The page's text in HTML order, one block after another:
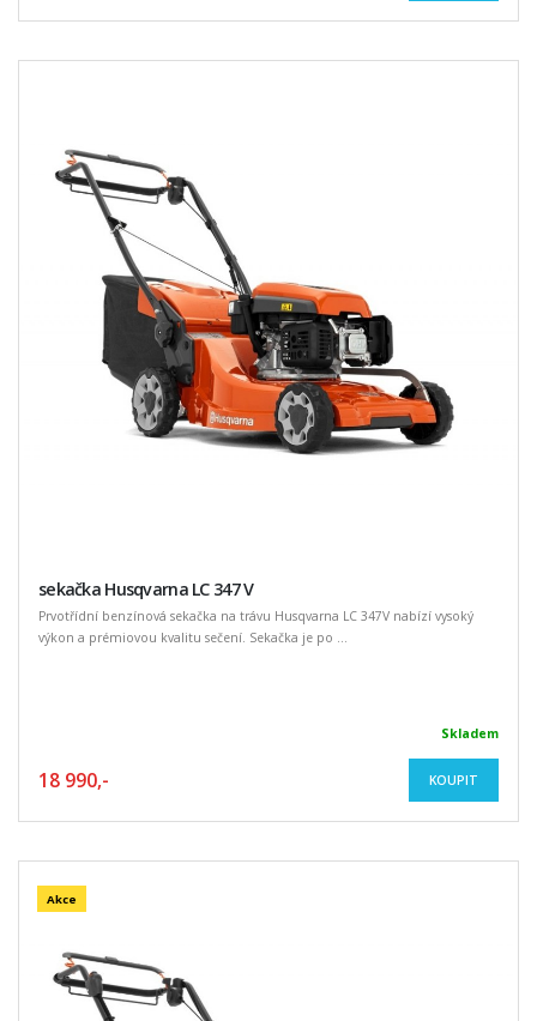
sekačka Husqvarna LC 347 V
Prvotřídní benzínová sekačka na trávu Husqvarna LC 347V nabízí vysoký
výkon a prémiovou kvalitu sečení. Sekačka je po ...
Skladem
18 990,- KOUPIT
Akce